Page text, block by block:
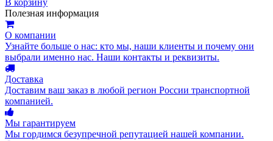
В корзину
Полезная информация
О компании
Узнайте больше о нас: кто мы, наши клиенты и почему они
выбрали именно нас. Наши контакты и реквизиты.
Доставка
Доставим ваш заказ в любой регион России транспортной
компанией.
Мы гарантируем
Мы гордимся безупречной репутацией нашей компании.